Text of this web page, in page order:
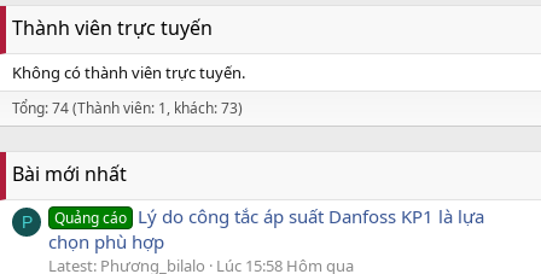
Thành viên trực tuyến
Không có thành viên trực tuyến.
Tổng: 74 (Thành viên: 1, khách: 73)
Bài mới nhất
P Quảng cáo Lý do công tắc áp suất Danfoss KP1 là lựa
chọn phù hợp
Latest: Phương_bilalo
Lúc 15:58 Hôm qua